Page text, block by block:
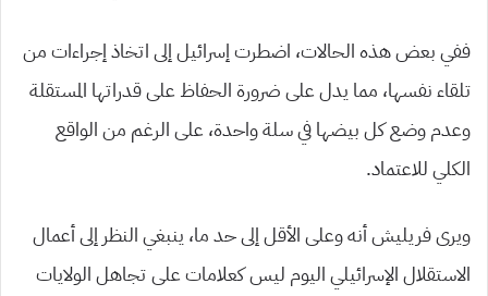
ففي بعض هذه الحالات، اضطرت إسرائيل إلى اتخاذ إجراءات من
تلقاء نفسها، مما يدل على ضرورة الحفاظ على قدراتها المستقلة
وعدم وضع كل بيضها في سلة واحدة، على الرغم من الواقع
الكلي للاعتماد.
ويرى فريليش أنه وعلى الأقل إلى حد ما، ينبغي النظر إلى أعمال
الاستقلال الإسرائيلي اليوم ليس كعلامات على تجاهل الولايات